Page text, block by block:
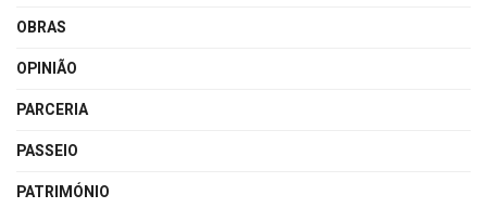
OBRAS
OPINIÃO
PARCERIA
PASSEIO
PATRIMÓNIO